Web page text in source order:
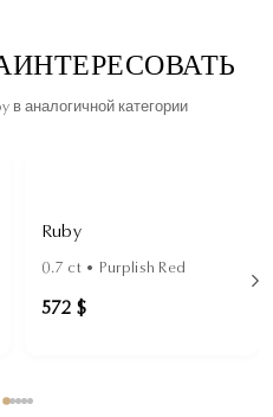
в аналогичной категории
Ruby
0.7 ct • Purplish Red
572 $